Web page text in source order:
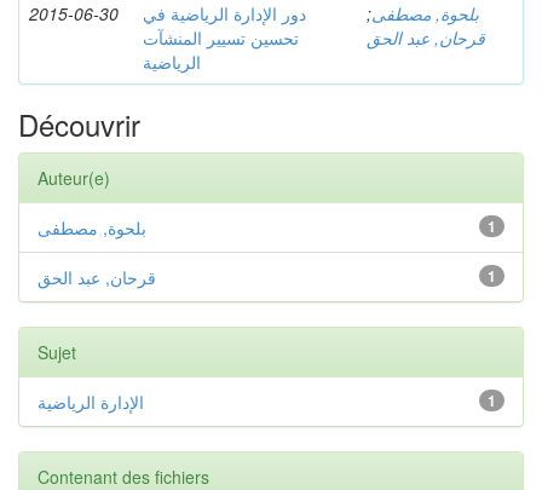
2015-06-30
دور الإدارة الرياضية في
تحسين تسيير المنشآت
الرياضية
بلحوة, مصطفى;
قرحان, عبد الحق
Découvrir
Auteur(e)
1 بلحوة, مصطفى
1 قرحان, عبد الحق
Sujet
1 الإدارة الرياضية
Contenant des fichiers